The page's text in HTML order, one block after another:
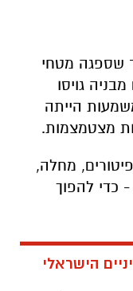
שספגה מטחי
גויסו
הייתה
מצטמצמות.
מחלה,
כדי להפוך
הישראלי